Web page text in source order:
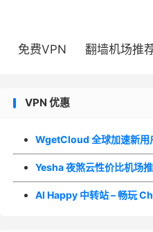
免费VPN 翻墙机场推
VPN 优惠
WgetCloud 全球加速新用
Yesha 夜煞云性价比机场
AI Happy 中转站 – 畅玩